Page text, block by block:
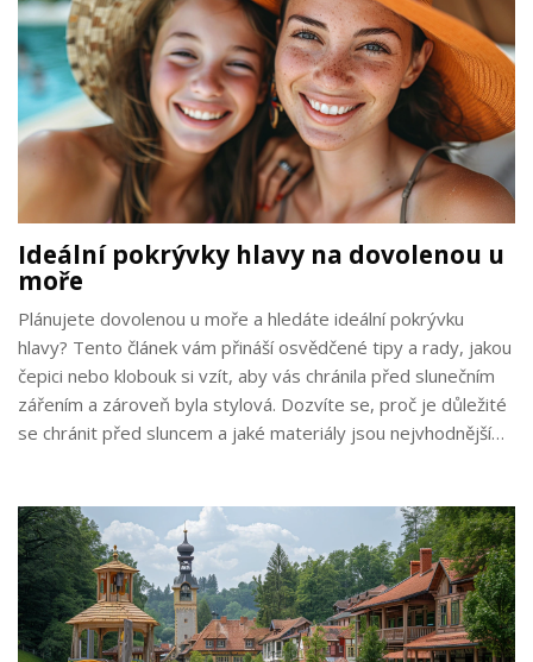
Ideální pokrývky hlavy na dovolenou u
moře
Plánujete dovolenou u moře a hledáte ideální pokrývku
hlavy? Tento článek vám přináší osvědčené tipy a rady, jakou
čepici nebo klobouk si vzít, aby vás chránila před slunečním
zářením a zároveň byla stylová. Dozvíte se, proč je důležité
se chránit před sluncem a jaké materiály jsou nejvhodnější